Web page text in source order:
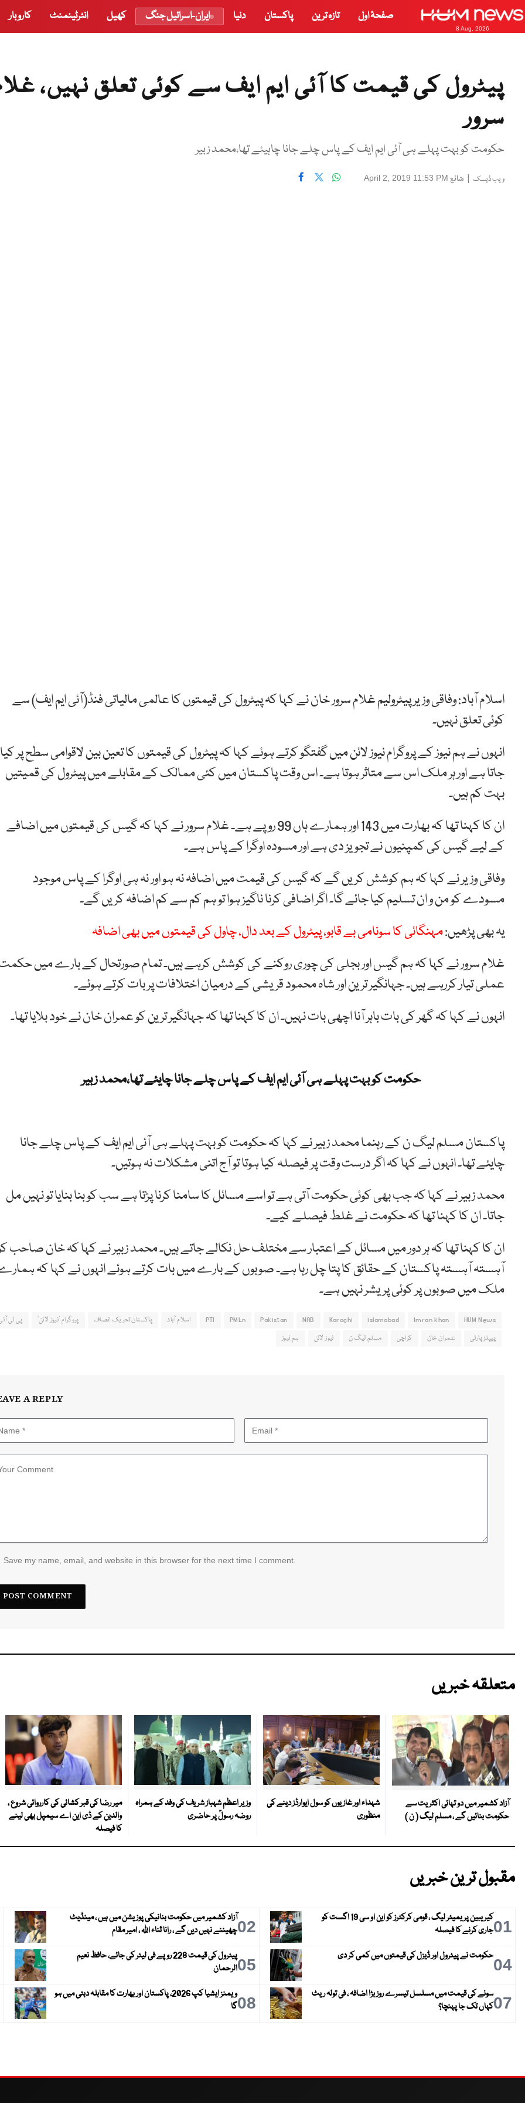
8 Aug, 2026
صفحۂ اول تازہ ترین پاکستان دنیا ایران-اسرائیل جنگ کھیل انٹرٹینمنٹ کاروبار
پیٹرول کی قیمت کا آئی ایم ایف سے کوئی تعلق نہیں،
سرور
حکومت کو بہت پہلے ہی آئی ایم ایف کے پاس چلے جانا چاہیئے تھا،محمد زبیر
ویب ڈیسک | شائع April 2, 2019 11:53 PM
اسلام آباد: وفاقی وزیر پیٹرولیم غلام سرور خان نے کہا کہ پیٹرول کی قیمتوں کا عالمی مالیاتی فنڈ(آئی ایم ایف) سے
کوئی تعلق نہیں۔
انہوں نے ہم نیوز کے پروگرام نیوز لائن میں گفتگو کرتے ہوئے کہا کہ پیٹرول کی قیمتوں کا تعین بین لاقوامی سطح پر کیا
جاتا ہے اور ہر ملک اس سے متاثر ہوتا ہے۔ اس وقت پاکستان میں کئی ممالک کے مقابلے میں پیٹرول کی قمیتیں
بہت کم ہیں۔
ان کا کہنا تھا کہ بھارت میں 143 اور ہمارے ہاں 99 روپے ہے۔ غلام سرور نے کہا کہ گیس کی قیمتوں میں اضافے
کے لیے گیس کی کمپنیوں نے تجویز دی ہے اور مسودہ اوگرا کے پاس ہے۔
وفاقی وزیر نے کہا کہ ہم کوشش کریں گے کہ گیس کی قیمت میں اضافہ نہ ہو اور نہ ہی اوگرا کے پاس موجود
مسودے کو من و ان تسلیم کیا جائے گا۔ اگر اضافی کرنا ناگیز ہوا تو ہم کم سے کم اضافہ کریں گے۔
یہ بھی پڑھیں:مہنگائی کا سونامی بے قابو، پیٹرول کے بعد دال، چاول کی قیمتوں میں بھی اضافہ
غلام سرور نے کہا کہ ہم گیس اور بجلی کی چوری روکنے کی کوشش کرہے ہیں۔ تمام صورتحال کے بارے میں
عملی تیار کررہے ہیں۔ جہانگیر ترین اور شاہ محمود قریشی کے درمیان اختلافات پر بات کرتے ہوئے۔
انہوں نے کہا کہ گھر کی بات باہر آنا اچھی بات نہیں۔ ان کا کہنا تھا کہ جہانگیر ترین کو عمران خان نے خود بلایا تھا۔
حکومت کو بہت پہلے ہی آئی ایم ایف کے پاس چلے جانا چایئے تھا،محمد زبیر
پاکستان مسلم لیگ ن کے رہنما محمد زبیر نے کہا کہ حکومت کو بہت پہلے ہی آئی ایم ایف کے پاس چلے جانا
چایئے تھا۔ انہوں نے کہا کہ اگر درست وقت پر فیصلہ کیا ہوتا تو آج اتنی مشکلات نہ ہوتیں۔
محمد زبیر نے کہا کہ جب بھی کوئی حکومت آتی ہے تو اسے مسائل کا سامنا کرنا پڑتا ہے سب کو بنا بنایا تو نہیں مل
جاتا۔ ان کا کہنا تھا کہ حکومت نے غلط فیصلے کیے۔
ان کا کہنا تھا کہ ہر دور میں مسائل کے اعتبار سے مختلف حل نکالے جاتے ہیں۔ محمد زبیر نے کہا کہ خان صاحب
آہستہ آہستہ پاکستان کے حقائق کا پتا چل رہا ہے۔ صوبوں کے بارے میں بات کرتے ہوئے انہوں نے کہا کہ
ملک میں صوبوں پر کوئی پریشر نہیں ہے۔
HUM News
Imran khan
islamabad
Karachi
NAB
Pakistan
PMLn
PTI اسلام آباد پاکستان تحریک انصاف پروگرام ’نیوز لائن‘
پی ٹی
پیپلزپارٹی
عمران خان کراچی مسلم لیگ ن نیوز لائن ہم نیوز
A REPLY
Save my name, email, and website in this browser for the next time I comment.
متعلقہ خبریں
آزاد کشمیر میں دو تہائی اکثریت سے
حکومت بنائیں گے ، مسلم لیگ ( ن )
شہداء اور غازیوں کو سول ایوارڈز دینے کی
منظوری
وزیر اعظم شہباز شریف کی وفد کے ہمراہ
روضہ رسولؐ پر حاضری
میر رضا کی قبر کشائی کی کارروائی شروع ،
والدین کے ڈی این اے سیمپل بھی لینے
کا فیصلہ
مقبول ترین خبریں
01
کیریبین پریمیئر لیگ ، قومی کرکٹرز کو این او سی 19 اگست کو
جاری کرنے کا فیصلہ
02آزاد کشمیر میں حکومت بنانیکی پوزیشن میں ہیں ، مینڈیٹ
چھیننے نہیں دیں گے ، رانا ثناء اللہ ، امیر مقام
04حکومت نے پیٹرول اور ڈیزل کی قیمتوں میں کمی کر دی 05
پیٹرول کی قیمت 228 روپے فی لیٹر کی جائے، حافظ نعیم
الرحمان
07سونے کی قیمت میں مسلسل تیسرے روز بڑا اضافہ ، فی تولہ ریٹ
کہاں تک جا پہنچا؟
08
ویمنز ایشیا کپ 2026، پاکستان اور بھارت کا مقابلہ دبئی میں ہو
گا